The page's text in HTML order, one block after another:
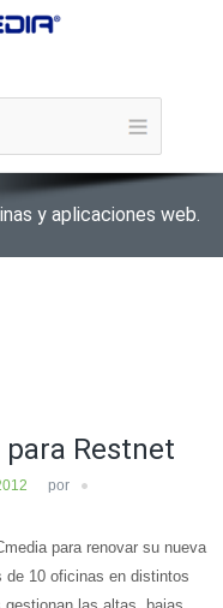
y aplicaciones web.
Restnet
por
para renovar su nueva
de 10 oficinas en distintos